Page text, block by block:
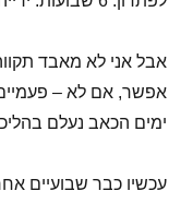
אבל אני לא מאבד
ימים הכאב נעלם בהליכה. מנסה לרוץ
עכשיו כבר שבועיים